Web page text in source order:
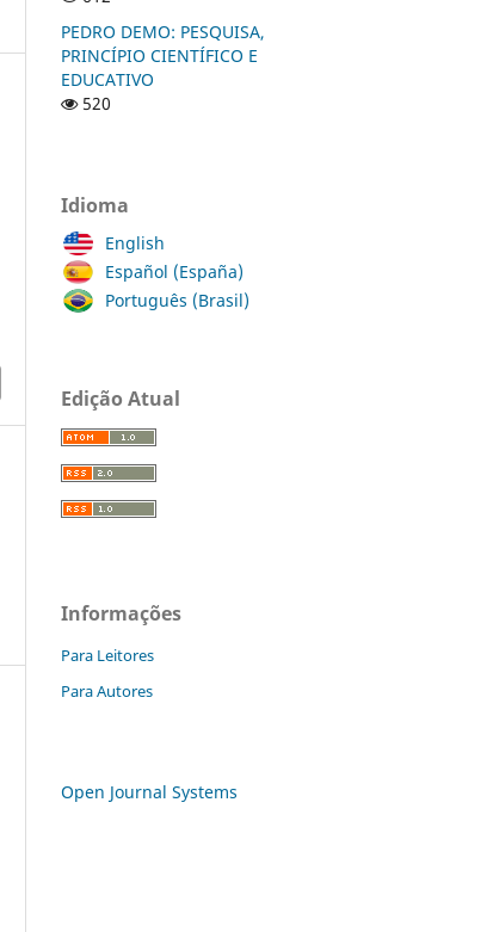
PEDRO DEMO: PESQUISA,
PRINCÍPIO CIENTÍFICO E
EDUCATIVO
520
Idioma
English
Español (España)
Português (Brasil)
Edição Atual
Informações
Para Leitores
Para Autores
Open Journal Systems